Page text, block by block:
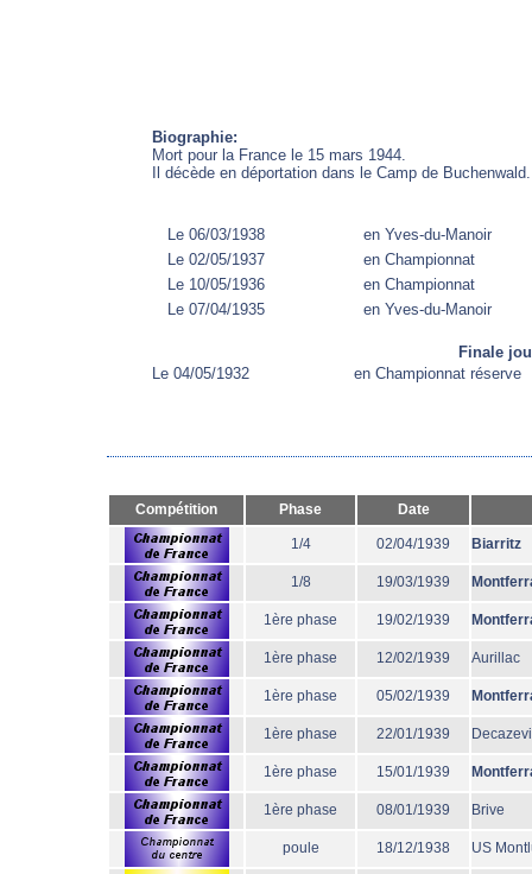
Biographie:
Mort pour la France le 15 mars 1944.
Il décède en déportation dans le Camp de Buchenwald.
Le 06/03/1938
en Yves-du-Manoir
Le 02/05/1937
en Championnat
Le 10/05/1936
en Championnat
Le 07/04/1935
en Yves-du-Manoir
Finale
Le 04/05/1932
en Championnat réserve
Compétition Phase Date
1/4 02/04/1939 Biarritz
1/8 19/03/1939
1ère phase 19/02/1939
1ère phase 12/02/1939 Aurillac
1ère phase 05/02/1939
1ère phase 22/01/1939
1ère phase 15/01/1939
1ère phase 08/01/1939 Brive
poule 18/12/1938 US